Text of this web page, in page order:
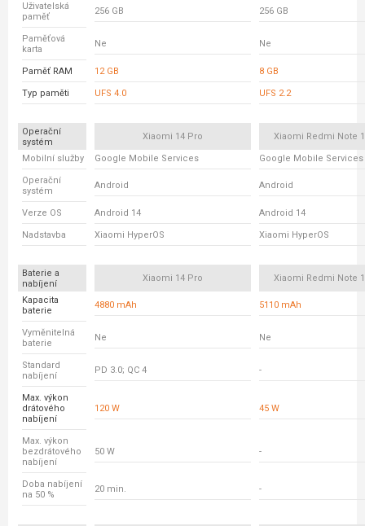
Uživatelská
paměť
256 GB 256 GB
Paměťová
karta
Ne Ne
Paměť RAM 12 GB 8 GB
Typ paměti UFS 4.0 UFS 2.2
Operační
systém
Xiaomi 14 Pro Xiaomi Redmi Note
Mobilní služby Google Mobile Services Google Mobile Services
Operační
systém
Android Android
Verze OS Android 14 Android 14
Nadstavba Xiaomi HyperOS Xiaomi HyperOS
Baterie a
nabíjení
Xiaomi 14 Pro Xiaomi Redmi Note
Kapacita
baterie
4880 mAh 5110 mAh
Vyměnitelná
baterie
Ne Ne
Standard
nabíjení
PD 3.0; QC 4 -
Max. výkon
drátového
nabíjení
120 W 45 W
Max. výkon
bezdrátového
nabíjení
50 W -
Doba nabíjení
na 50 %
20 min. -